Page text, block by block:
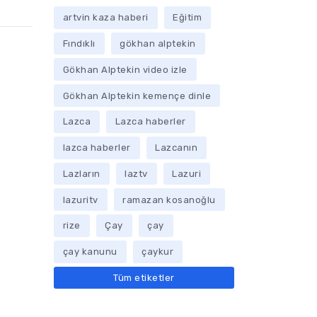
artvin kaza haberi Eğitim
Fındıklı gökhan alptekin
Gökhan Alptekin video izle
Gökhan Alptekin kemençe dinle
Lazca Lazca haberler
lazca haberler Lazcanın
Lazların laztv Lazuri
lazuritv ramazan kosanoğlu
rize Çay çay
çay kanunu çaykur
Tüm etiketler